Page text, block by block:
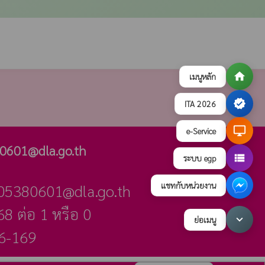
เมนูหลัก home
ITA 2026 verified
e-Service desktop_windows
ระบบ egp view_list
แชทกับหน่วยงาน
ย่อเมนู keyboard_arrow_down
ต่อ 1 หรือ 0
169